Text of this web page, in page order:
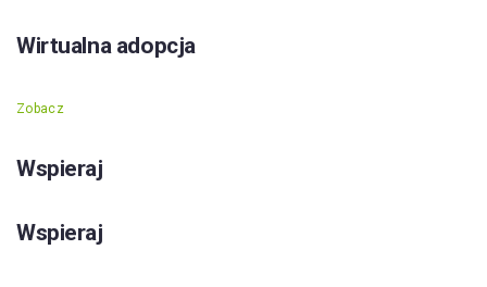
Wirtualna adopcja
Zobacz
Wspieraj
Wspieraj